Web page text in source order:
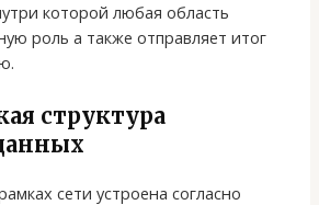
которой любая область
роль а также отправляет итог
структура
сети устроена согласно